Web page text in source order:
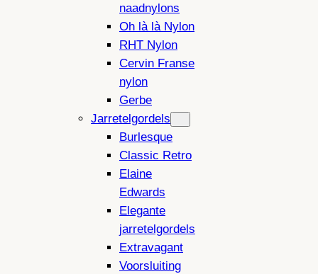
naadnylons
Oh là là Nylon
RHT Nylon
Cervin Franse
nylon
Gerbe
Jarretelgordels
Burlesque
Classic Retro
Elaine
Edwards
Elegante
jarretelgordels
Extravagant
Voorsluiting